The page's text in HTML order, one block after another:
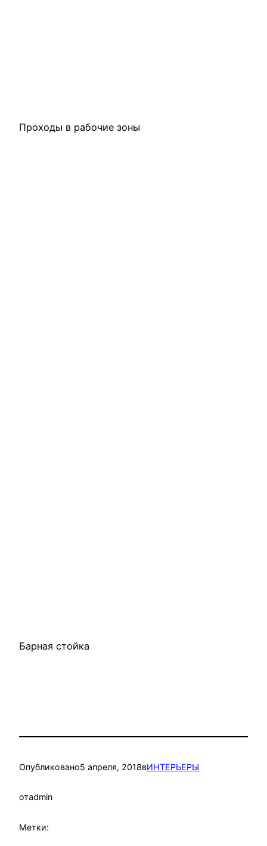
Проходы в рабочие зоны
Барная стойка
Опубликовано5 апреля, 2018вИНТЕРЬЕРЫ
отadmin
Метки: